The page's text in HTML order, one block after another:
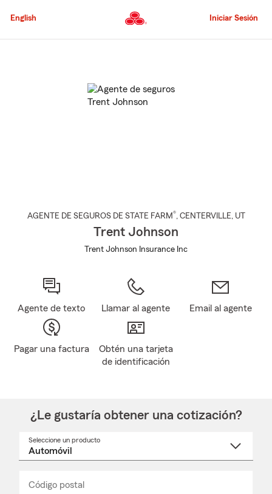
al
principal
English Iniciar Sesión
AGENTE DE SEGUROS DE STATE FARM®, CENTERVILLE, UT
Trent Johnson
Trent Johnson Insurance Inc
Agente de texto Llamar al agente Email al agente
Pagar una factura
Obtén una tarjeta
de identificación
¿Le gustaría obtener una cotización?
Seleccione un producto
Código postal
_____